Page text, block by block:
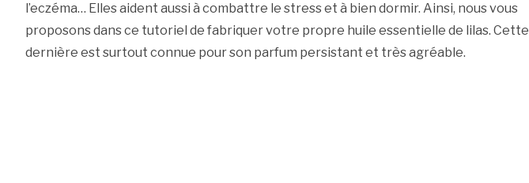
l’eczéma… Elles aident aussi à combattre le stress et à bien dormir. Ainsi, nous vous
proposons dans ce tutoriel de fabriquer votre propre huile essentielle de lilas. Cette
dernière est surtout connue pour son parfum persistant et très agréable.